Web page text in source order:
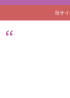
当サ